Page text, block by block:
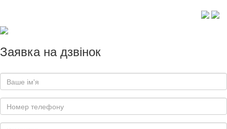
Заявка на дзвінок